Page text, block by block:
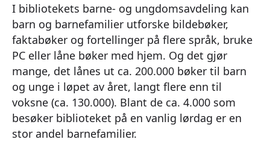
I bibliotekets barne- og ungdomsavdeling kan
barn og barnefamilier utforske bildebøker,
faktabøker og fortellinger på flere språk, bruke
PC eller låne bøker med hjem. Og det gjør
mange, det lånes ut ca. 200.000 bøker til barn
og unge i løpet av året, langt flere enn til
voksne (ca. 130.000). Blant de ca. 4.000 som
besøker biblioteket på en vanlig lørdag er en
stor andel barnefamilier.